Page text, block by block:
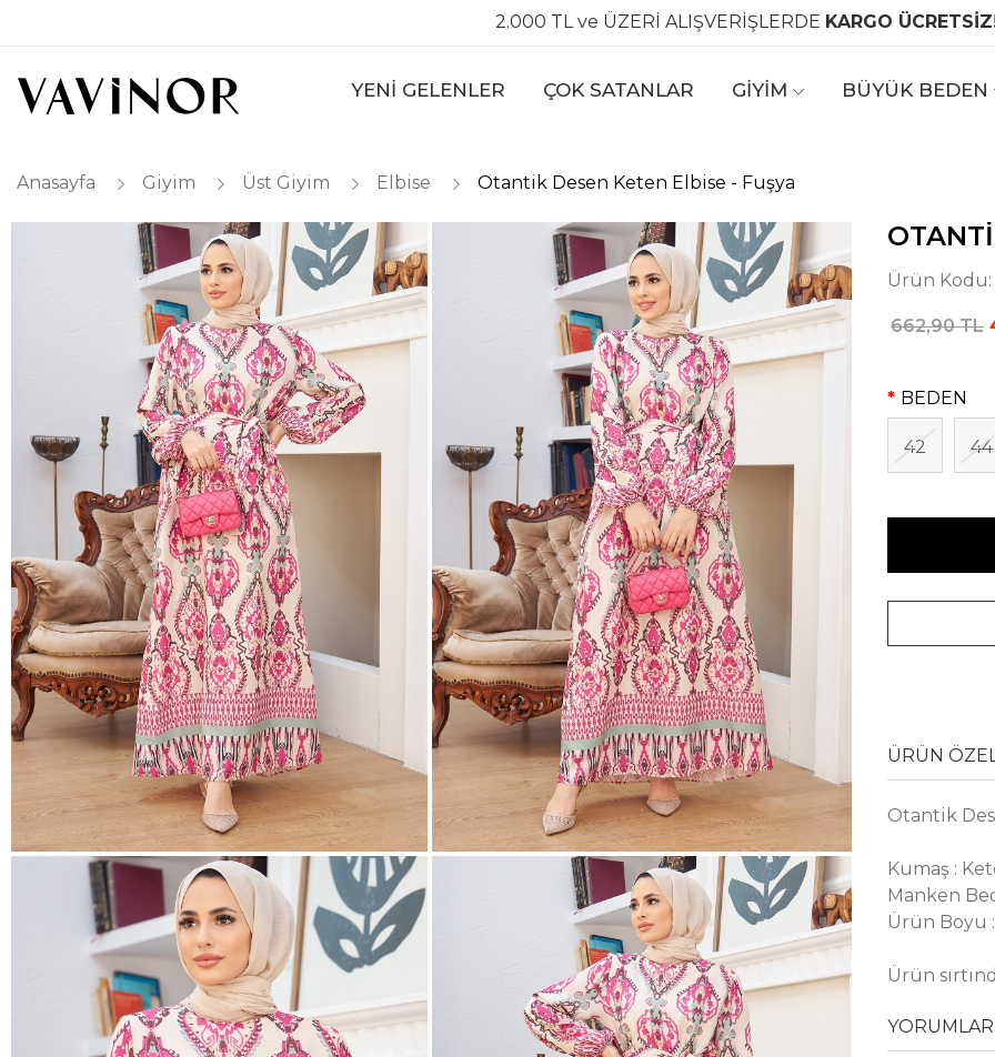
2.000 TL ve ÜZERİ ALIŞVERİŞLERDE KARGO
YENİ GELENLER ÇOK SATANLAR GİYİM BÜYÜK BEDEN
Anasayfa Giyim Üst Giyim Elbise Otantik Desen Keten Elbise - Fuşya
Ürün Kodu:
662,90 TL
BEDEN
42 44
ÜRÜN
Otantik
Kumaş :
Manken
Ürün Boyu
Ürün